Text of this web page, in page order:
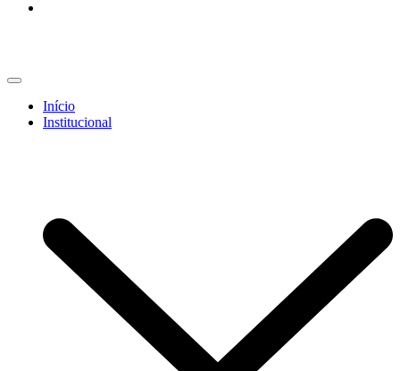
Início
Institucional